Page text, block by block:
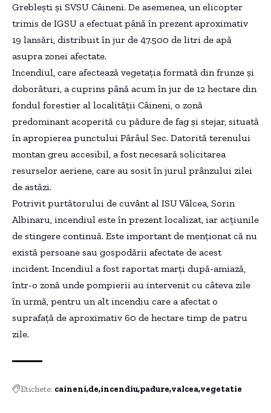
Greblești și SVSU Câineni. De asemenea, un elicopter
trimis de IGSU a efectuat până în prezent aproximativ
19 lansări, distribuit în jur de 47.500 de litri de apă
asupra zonei afectate.
Incendiul, care afectează vegetația formată din frunze și
doborâturi, a cuprins până acum în jur de 12 hectare din
fondul forestier al localității Câineni, o zonă
predominant acoperită cu pădure de fag și stejar, situată
în apropierea punctului Pârâul Sec. Datorită terenului
montan greu accesibil, a fost necesară solicitarea
resurselor aeriene, care au sosit în jurul prânzului zilei
de astăzi.
Potrivit purtătorului de cuvânt al ISU Vâlcea, Sorin
Albinaru, incendiul este în prezent localizat, iar acțiunile
de stingere continuă. Este important de menționat că nu
există persoane sau gospodării afectate de acest
incident. Incendiul a fost raportat marți după-amiază,
într-o zonă unde pompierii au intervenit cu câteva zile
în urmă, pentru un alt incendiu care a afectat o
suprafață de aproximativ 60 de hectare timp de patru
zile.
Etichete: caineni de incendiu padure valcea vegetatie